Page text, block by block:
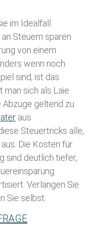
im Idealfall
Steuern sparen
von einem
wenn noch
sind, ist das
man sich als Laie
Abzüge geltend zu
aus
Steuertricks alle,
Die Kosten für
sind deutlich tiefer,
Verlangen Sie
Sie selbst: